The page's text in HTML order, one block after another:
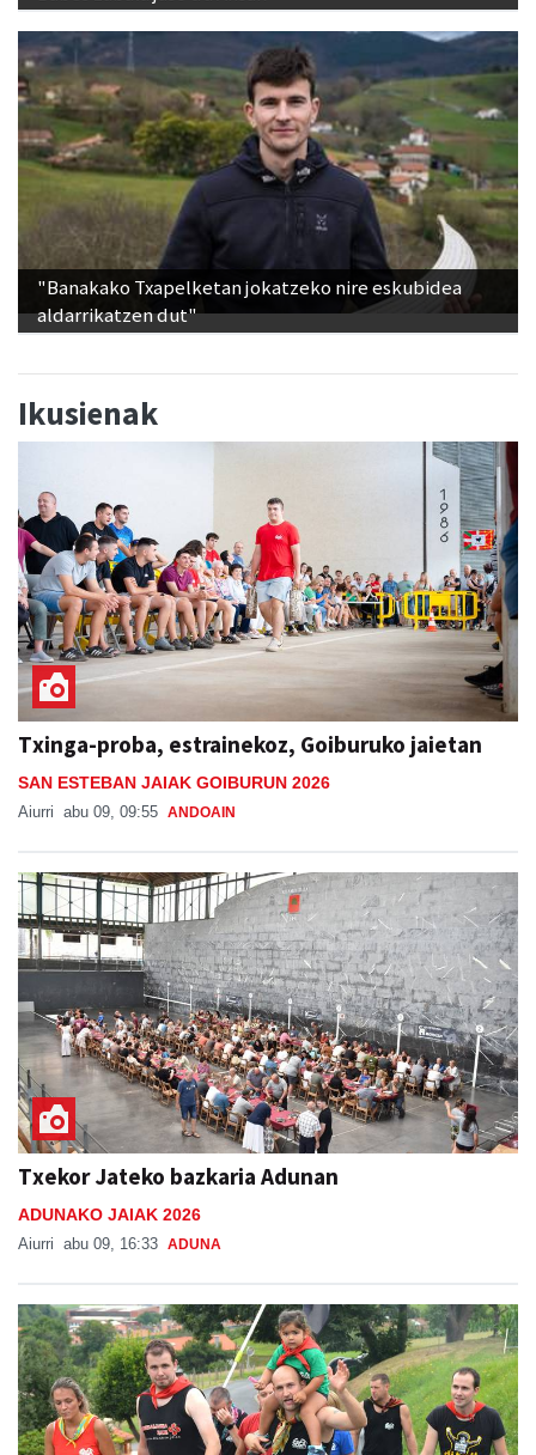
"Banakako Txapelketan jokatzeko nire eskubidea
aldarrikatzen dut"
Ikusienak
Txinga-proba, estrainekoz, Goiburuko jaietan
SAN ESTEBAN JAIAK GOIBURUN 2026
Aiurri abu 09, 09:55 ANDOAIN
Txekor Jateko bazkaria Adunan
ADUNAKO JAIAK 2026
Aiurri abu 09, 16:33 ADUNA